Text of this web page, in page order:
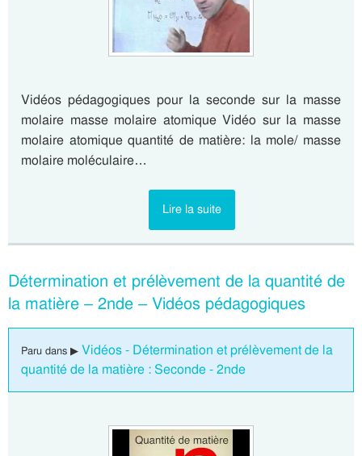
Vidéos pédagogiques pour la seconde sur la masse
molaire masse molaire atomique Vidéo sur la masse
molaire atomique quantité de matière: la mole/ masse
molaire moléculaire…
Lire la suite
Détermination et prélèvement de la quantité de
la matière – 2nde – Vidéos pédagogiques
Paru dans ▶ Vidéos - Détermination et prélèvement de la
quantité de la matière : Seconde - 2nde